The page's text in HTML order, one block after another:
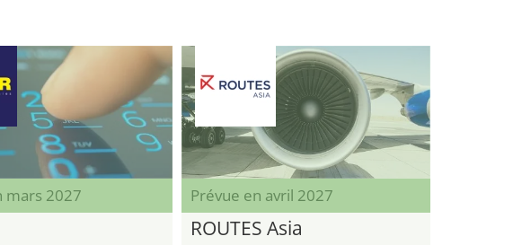
mars 2027 Prévue en avril 2027
ROUTES Asia